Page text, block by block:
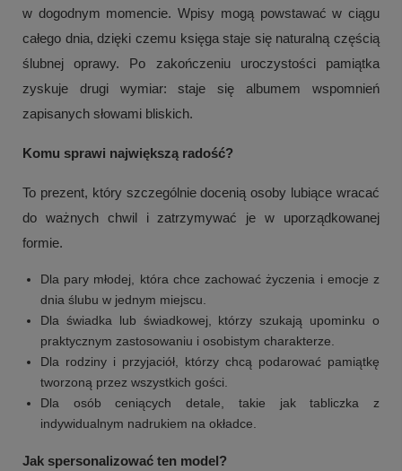
w dogodnym momencie. Wpisy mogą powstawać w ciągu
całego dnia, dzięki czemu księga staje się naturalną częścią
ślubnej oprawy. Po zakończeniu uroczystości pamiątka
zyskuje drugi wymiar: staje się albumem wspomnień
zapisanych słowami bliskich.
Komu sprawi największą radość?
To prezent, który szczególnie docenią osoby lubiące wracać
do ważnych chwil i zatrzymywać je w uporządkowanej
formie.
Dla pary młodej, która chce zachować życzenia i emocje z
dnia ślubu w jednym miejscu.
Dla świadka lub świadkowej, którzy szukają upominku o
praktycznym zastosowaniu i osobistym charakterze.
Dla rodziny i przyjaciół, którzy chcą podarować pamiątkę
tworzoną przez wszystkich gości.
Dla osób ceniących detale, takie jak tabliczka z
indywidualnym nadrukiem na okładce.
Jak spersonalizować ten model?